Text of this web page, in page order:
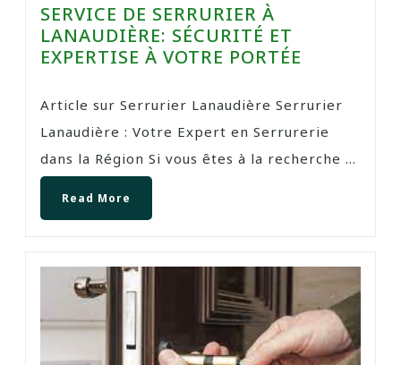
SERVICE DE SERRURIER À
LANAUDIÈRE: SÉCURITÉ ET
EXPERTISE À VOTRE PORTÉE
Article sur Serrurier Lanaudière Serrurier
Lanaudière : Votre Expert en Serrurerie
dans la Région Si vous êtes à la recherche ...
Read More